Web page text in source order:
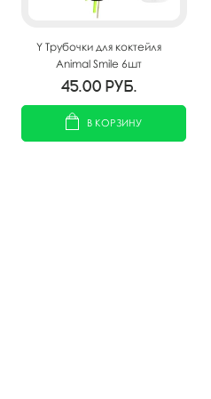
Y Трубочки для коктейля
Animal Smile 6шт
45.00 руб.
В КОРЗИНУ